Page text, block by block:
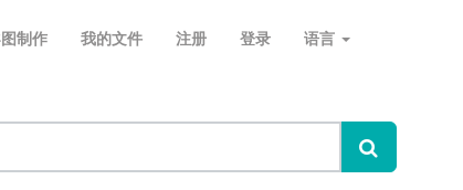
制作 我的文件 注册 登录 语言